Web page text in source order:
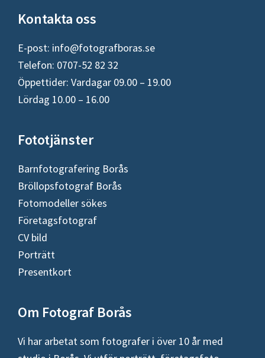
Footer
Kontakta oss
E-post: info@fotografboras.se
Telefon: 0707-52 82 32
Öppettider: Vardagar 09.00 – 19.00
Lördag 10.00 – 16.00
Fototjänster
Barnfotografering Borås
Bröllopsfotograf Borås
Fotomodeller sökes
Företagsfotograf
CV bild
Porträtt
Presentkort
Om Fotograf Borås
Vi har arbetat som fotografer i över 10 år med